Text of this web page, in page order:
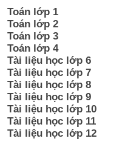
Toán lớp 1
Toán lớp 2
Toán lớp 3
Toán lớp 4
Tài liệu học lớp 6
Tài liệu học lớp 7
Tài liệu học lớp 8
Tài liệu học lớp 9
Tài liệu học lớp 10
Tài liệu học lớp 11
Tài liệu học lớp 12